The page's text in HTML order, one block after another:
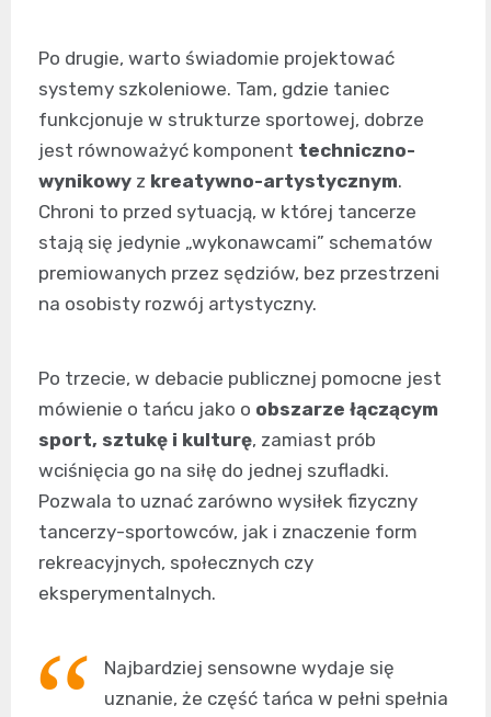
Po drugie, warto świadomie projektować
systemy szkoleniowe. Tam, gdzie taniec
funkcjonuje w strukturze sportowej, dobrze
jest równoważyć komponent techniczno-
wynikowy z kreatywno-artystycznym.
Chroni to przed sytuacją, w której tancerze
stają się jedynie „wykonawcami” schematów
premiowanych przez sędziów, bez przestrzeni
na osobisty rozwój artystyczny.
Po trzecie, w debacie publicznej pomocne jest
mówienie o tańcu jako o obszarze łączącym
sport, sztukę i kulturę, zamiast prób
wciśnięcia go na siłę do jednej szufladki.
Pozwala to uznać zarówno wysiłek fizyczny
tancerzy-sportowców, jak i znaczenie form
rekreacyjnych, społecznych czy
eksperymentalnych.
Najbardziej sensowne wydaje się
uznanie, że część tańca w pełni spełnia